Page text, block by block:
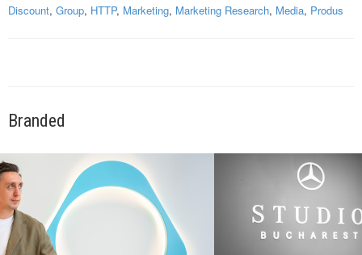
Discount, Group, HTTP, Marketing, Marketing Research, Media, Produs
Branded